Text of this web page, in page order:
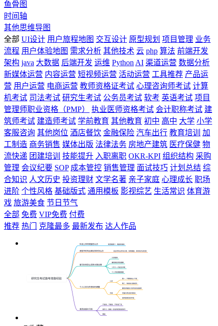
鱼骨图
时间轴
其他思维导图
全部 UI设计 用户旅程地图 交互设计 原型规划 项目管理 业务
流程 用户体验地图 需求分析 其他技术 云 php 算法 前端开发
架构 java 大数据 后端开发 运维 Python AI 渠道运营 数据分析
新媒体运营 内容运营 短视频运营 活动运营 工具推荐 产品运
营 用户运营 电商运营 教师资格证考试 心理咨询师考试 计算
机考试 司法考试 研究生考试 公务员考试 软考 英语考试 项目
管理师职业资格（PMP）
执业医师资格考试 会计职称考试 建
筑师考试 建造师考试 学前教育 其他教育 初中 高中 大学 小学
客服咨询 其他岗位 酒店餐饮 金融保险 汽车出行 教育培训
加
工制造 商务销售 媒体出版 法律法务 房地产建筑 医疗保健 物
流快递 团建培训 技能提升 入职离职 OKR-KPI 组织结构 采购
管理 会议纪要 SOP 成本管控 销售管理 面试技巧 计划总结 综
合知识 人文历史 投资理财 文学名著 亲子家庭 心理成长 职场
进阶 个性风格 基础版式 通用模板 影视综艺 生活常识 体育游
戏 旅游美食 节日节气
全部 免费 VIP免费 付费
推荐 热门 克隆最多 最新发布 达人作品